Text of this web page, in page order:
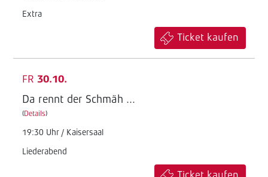
Extra
Ticket kaufen
FR 30.10.
Da rennt der Schmäh ...
(Details)
19:30 Uhr / Kaisersaal
Liederabend